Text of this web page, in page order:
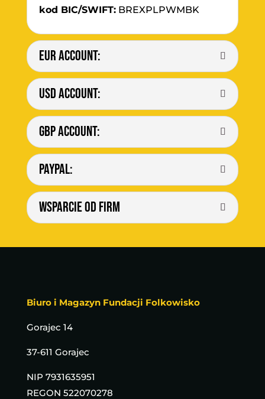
kod BIC/SWIFT:BREXPLPWMBK
EUR ACCOUNT:
USD ACCOUNT:
GBP ACCOUNT:
PAYPAL:
Wsparcie od firm
Biuro i Magazyn Fundacji Folkowisko
Gorajec 14
37-611 Gorajec
NIP 7931635951
REGON 522070278